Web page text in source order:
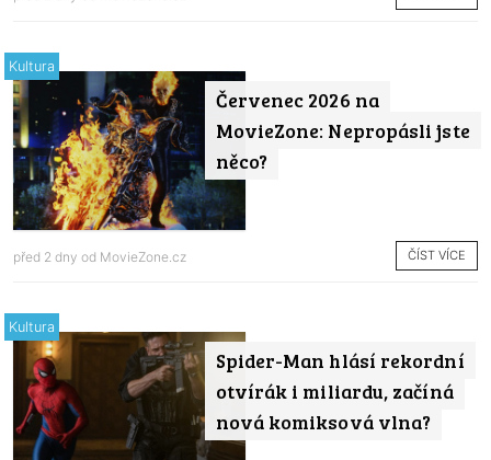
Červenec 2026 na
MovieZone: Nepropásli jste
něco?
Kultura
před 2 dny od MovieZone.cz ČÍST VÍCE
Spider-Man hlásí rekordní
otvírák i miliardu, začíná
nová komiksová vlna?
Kultura